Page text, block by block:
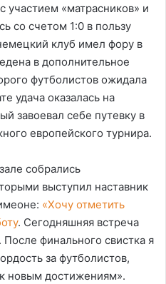
участием «матрасников» и
со счетом 1:0 в пользу
клуб имел фору в
в дополнительное
футболистов ожидала
удача оказалась на
завоевал себе путевку в
европейского турнира.
собрались
выступил наставник
«Хочу отметить
. Сегодняшняя встреча
финального свистка я
за футболистов,
новым достижениям».